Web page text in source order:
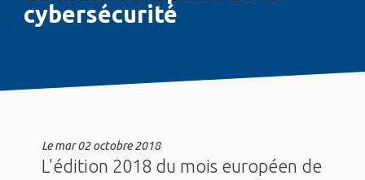
cybersécurité
Lemar 02 octobre 2018
L'édition 2018 du mois européen de